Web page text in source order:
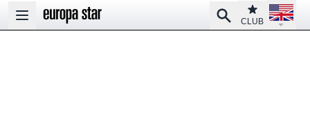
Open main menu
SearchClub
CLUB
Open